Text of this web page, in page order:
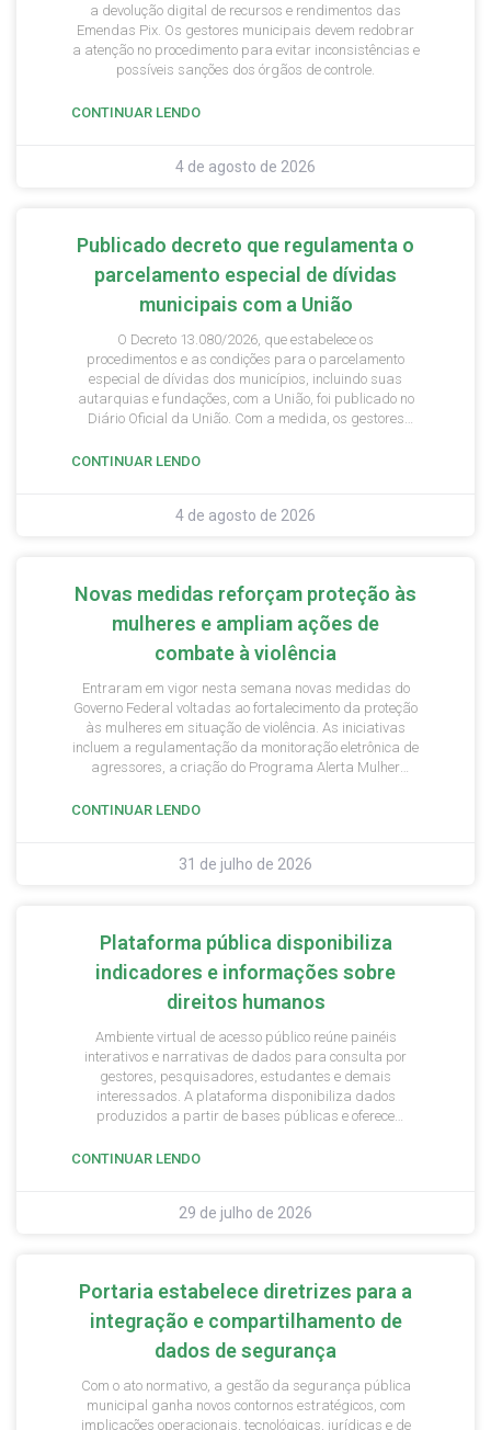
a devolução digital de recursos e rendimentos das
Emendas Pix. Os gestores municipais devem redobrar
a atenção no procedimento para evitar inconsistências e
possíveis sanções dos órgãos de controle.
CONTINUAR LENDO
4 de agosto de 2026
Publicado decreto que regulamenta o
parcelamento especial de dívidas
municipais com a União
O Decreto 13.080/2026, que estabelece os
procedimentos e as condições para o parcelamento
especial de dívidas dos municípios, incluindo suas
autarquias e fundações, com a União, foi publicado no
Diário Oficial da União. Com a medida, os gestores
formalizar o pedido de adesão.
CONTINUAR LENDO
4 de agosto de 2026
Novas medidas reforçam proteção às
mulheres e ampliam ações de
combate à violência
Entraram em vigor nesta semana novas medidas do
Governo Federal voltadas ao fortalecimento da proteção
às mulheres em situação de violência. As iniciativas
incluem a regulamentação da monitoração eletrônica de
agressores, a criação do Programa Alerta Mulher
Segura (SI Mulher Segura), além da sanção de leis que
CONTINUAR LENDO
31 de julho de 2026
Plataforma pública disponibiliza
indicadores e informações sobre
direitos humanos
Ambiente virtual de acesso público reúne painéis
interativos e narrativas de dados para consulta por
gestores, pesquisadores, estudantes e demais
interessados. A plataforma disponibiliza dados
produzidos a partir de bases públicas e oferece
relacionadas a diferentes temas e públicos.
CONTINUAR LENDO
29 de julho de 2026
Portaria estabelece diretrizes para a
integração e compartilhamento de
dados de segurança
Com o ato normativo, a gestão da segurança pública
municipal ganha novos contornos estratégicos, com
implicações operacionais, tecnológicas, jurídicas e de